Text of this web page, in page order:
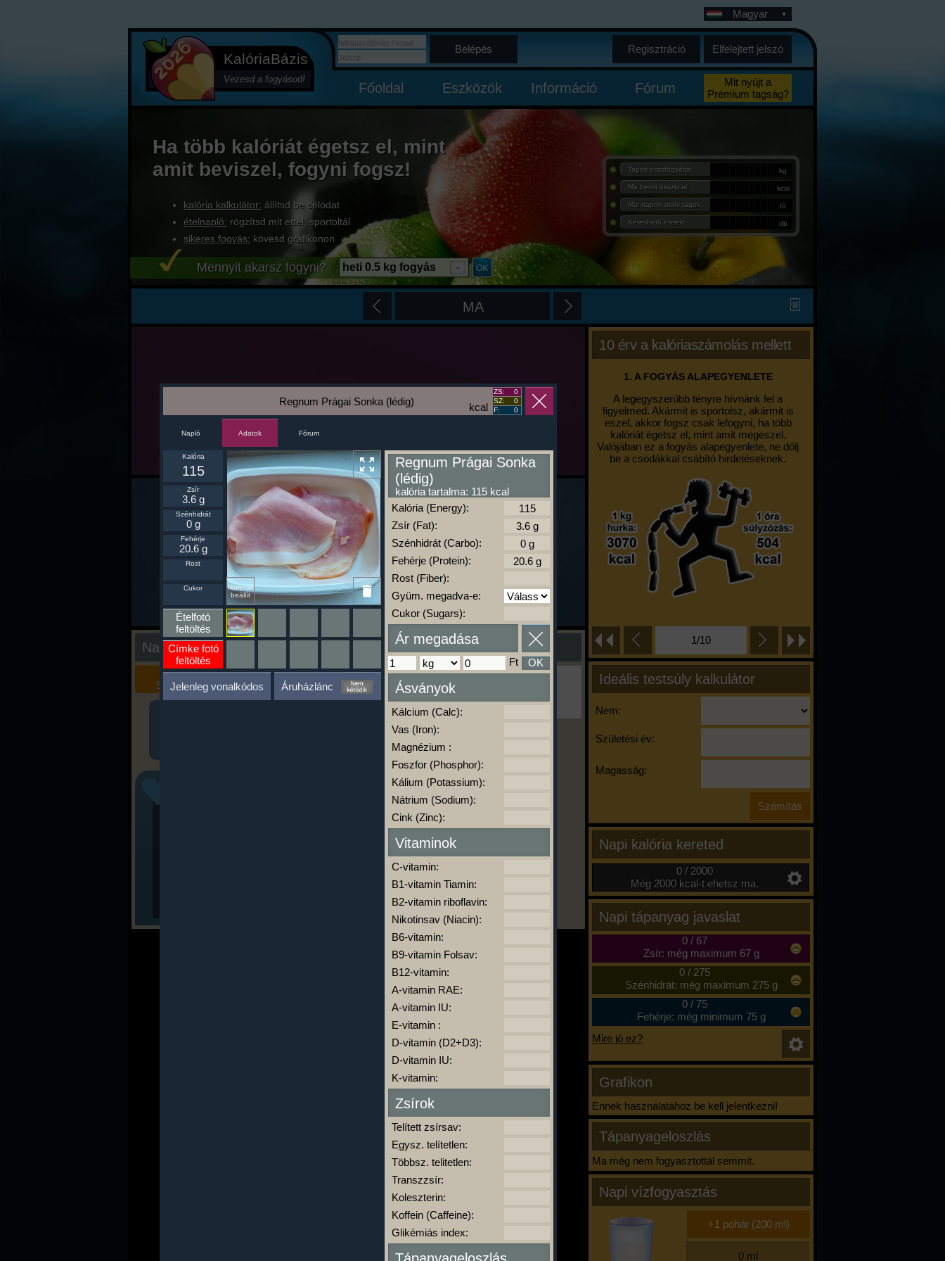
KalóriaBázis
Vezesd a fogyásod!
Magyar
Belépés Regisztráció Elfelejtett jelszó
Főoldal Eszközök Információ Fórum
Mit nyújt a
Prémium tagság?
Ha több kalóriát égetsz el, mint
amit beviszel, fogyni fogsz!
kalória kalkulátor: állítsd be célodat
ételnapló: rögzítsd mit ettél, sportoltál
sikeres fogyás: kövesd grafikonon
Tagok összfogyása: kg
Ma bevitt összkcal: kcal
Mai napon aktív tagok: fő
Kereshető ételek: db
Mennyit akarsz fogyni? heti 0.5 kg fogyás
MA
10 érv a kalóriaszámolás mellett
1. A FOGYÁS ALAPEGYENLETE
A legegyszerűbb tényre hívnánk fel a
figyelmed. Akármit is sportolsz, akármit is
eszel, akkor fogsz csak lefogyni, ha több
kalóriát égetsz el, mint amit megeszel.
Valójában ez a fogyás alapegyenlete, ne dőlj
be a csodákkal csábító hirdetéseknek.
1/10
Ideális testsúly kalkulátor
Nem:
Születési év:
Magasság:
Napi kalória kereted
0 / 2000
Még 2000 kcal-t ehetsz ma.
Napi tápanyag javaslat
0/ 67
Zsír: még maximum 67 g
0/ 275
Szénhidrát: még maximum 275 g
0/ 75
Fehérje: még minimum 75 g
Mire jó ez?
Grafikon
Ennek használatához be kell jelentkezni!
Tápanyageloszlás
Ma még nem fogyasztottál semmit.
Napi vízfogyasztás
Nap kiértékelése
Kalória
Szimulátor
Szöveges
Értékelés
Ha ma már nem eszel/sportolsz többet,
kattints a kiértékelésre!
A Kalória Szimulátor Prémium funkció.
kalóriabázis.hu
-
kcal
Regnum Prágai Sonka (lédig)
ZS:
0
SZ:
0
F:
0
Napló Adatok Fórum
Ikonnak
beállít
Kalória
115
Zsír
3.6 g
Szénhidrát
0 g
Fehérje
20.6 g
Rost
Cukor
Ételfotó
feltöltés
Címke fotó
feltöltés
Jelenleg vonalkódos Áruházlánc
Regnum Prágai Sonka
(lédig)
kalória tartalma: 115 kcal
Kalória (Energy):
Zsír (Fat):
Szénhidrát (Carbo):
Fehérje (Protein):
Rost (Fiber):
Gyüm. megadva-e:
Cukor (Sugars):
Ár megadása
Ft OK
Ásványok
Kálcium (Calc):
Vas (Iron):
Magnézium :
Foszfor (Phosphor):
Kálium (Potassium):
Nátrium (Sodium):
Cink (Zinc):
Vitaminok
C-vitamin:
B1-vitamin Tiamin:
B2-vitamin riboflavin:
Nikotinsav (Niacin):
B6-vitamin:
B9-vitamin Folsav:
B12-vitamin:
A-vitamin RAE:
A-vitamin IU:
E-vitamin :
D-vitamin (D2+D3):
D-vitamin IU:
K-vitamin:
Zsírok
Telített zsírsav:
Egysz. telítetlen:
Többsz. telitetlen:
Transzzsír:
Koleszterin:
Koffein (Caffeine):
Glikémiás index: